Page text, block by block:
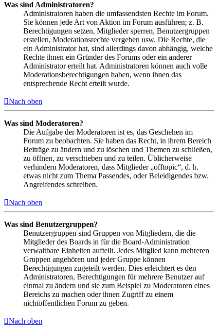
Was sind Administratoren?
Administratoren haben die umfassendsten Rechte im Forum.
Sie können jede Art von Aktion im Forum ausführen; z. B.
Berechtigungen setzen, Mitglieder sperren, Benutzergruppen
erstellen, Moderationsrechte vergeben usw. Die Rechte, die
ein Administrator hat, sind allerdings davon abhängig, welche
Rechte ihnen ein Gründer des Forums oder ein anderer
Administrator erteilt hat. Administratoren können auch volle
Moderationsberechtigungen haben, wenn ihnen das
entsprechende Recht erteilt wurde.
Nach oben
Was sind Moderatoren?
Die Aufgabe der Moderatoren ist es, das Geschehen im
Forum zu beobachten. Sie haben das Recht, in ihrem Bereich
Beiträge zu ändern und zu löschen und Themen zu schließen,
zu öffnen, zu verschieben und zu teilen. Üblicherweise
verhindern Moderatoren, dass Mitglieder „offtopic“, d. h.
etwas nicht zum Thema Passendes, oder Beleidigendes bzw.
Angreifendes schreiben.
Nach oben
Was sind Benutzergruppen?
Benutzergruppen sind Gruppen von Mitgliedern, die die
Mitglieder des Boards in für die Board-Administration
verwaltbare Einheiten aufteilt. Jedes Mitglied kann mehreren
Gruppen angehören und jeder Gruppe können
Berechtigungen zugeteilt werden. Dies erleichtert es den
Administratoren, Berechtigungen für mehrere Benutzer auf
einmal zu ändern und sie zum Beispiel zu Moderatoren eines
Bereichs zu machen oder ihnen Zugriff zu einem
nichtöffentlichen Forum zu geben.
Nach oben